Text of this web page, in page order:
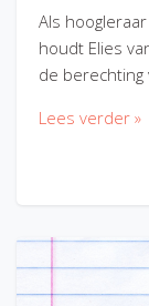
Als
houdt Elies
de berechting
Lees verder »